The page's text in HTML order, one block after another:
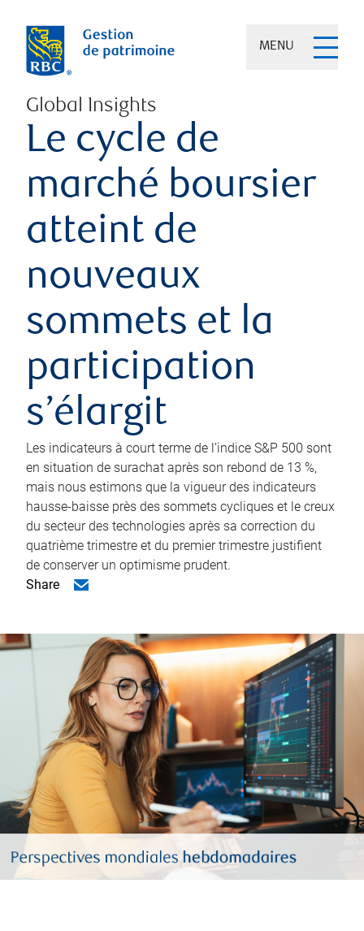
MENU
Global Insights
Le cycle de
marché boursier
atteint de
nouveaux
sommets et la
participation
s’élargit
Les indicateurs à court terme de l’indice S&P 500 sont
en situation de surachat après son rebond de 13 %,
mais nous estimons que la vigueur des indicateurs
hausse-baisse près des sommets cycliques et le creux
du secteur des technologies après sa correction du
quatrième trimestre et du premier trimestre justifient
de conserver un optimisme prudent.
Share